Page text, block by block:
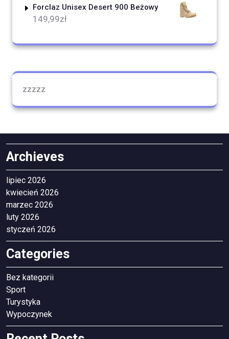
Forclaz Unisex Desert 900 Beżowy
149,99zł
zzzzz
Archieves
lipiec 2026
kwiecień 2026
marzec 2026
luty 2026
styczeń 2026
Categories
Bez kategorii
Sport
Turystyka
Wypoczynek